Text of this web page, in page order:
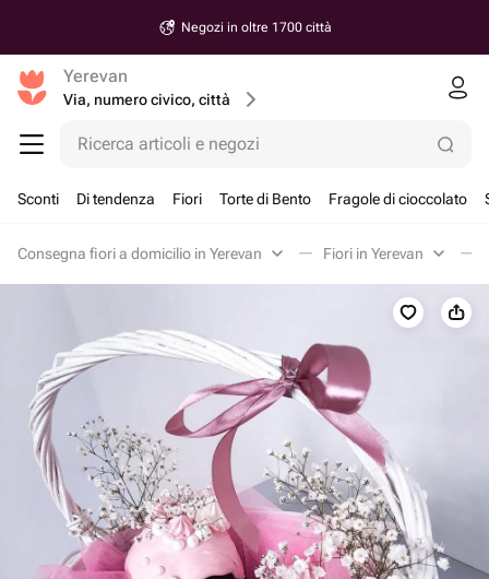
Negozi in oltre 1700 città
Yerevan
Via, numero civico, città
Ricerca articoli e negozi
Sconti Di tendenza Fiori Torte di Bento Fragole di cioccolato
Consegna fiori a domicilio in Yerevan Fiori in Yerevan